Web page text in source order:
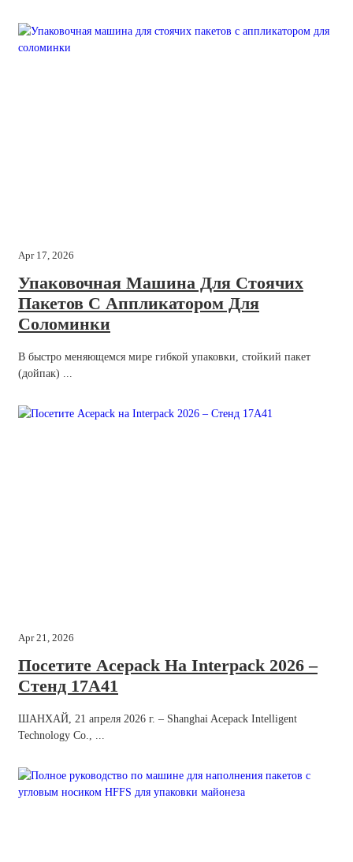
Apr 17, 2026
Упаковочная Машина Для Стоячих
Пакетов С Аппликатором Для
Соломинки
В быстро меняющемся мире гибкой упаковки, стойкий пакет
(дойпак) ...
Apr 21, 2026
Посетите Acepack На Interpack 2026 –
Стенд 17A41
ШАНХАЙ, 21 апреля 2026 г. – Shanghai Acepack Intelligent
Technology Co., ...